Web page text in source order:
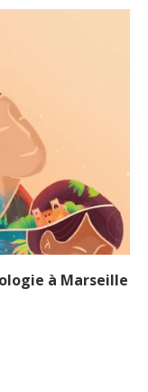
à Marseille